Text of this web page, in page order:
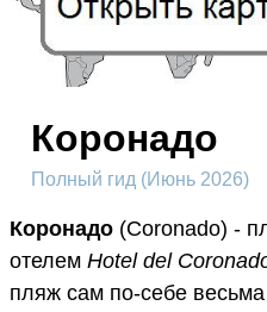
Коронадо
Полный гид (Июнь 2026)
Коронадо (Coronado) -
отелем Hotel del
пляж сам по-себе